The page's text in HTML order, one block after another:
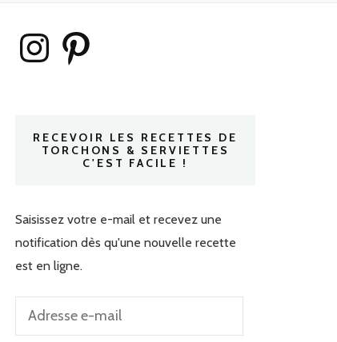
InstagramPinterest
RECEVOIR LES RECETTES DE
TORCHONS & SERVIETTES
C'EST FACILE !
Saisissez votre e-mail et recevez une
notification dès qu'une nouvelle recette
est en ligne.
Adresse